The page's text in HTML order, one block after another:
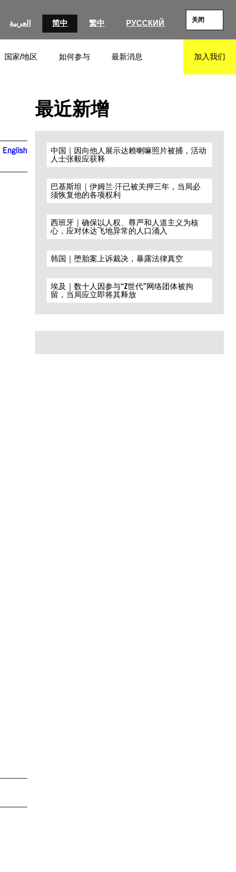
العربية 简中 繁中 РУССКИЙ 关闭
国家/地区 如何参与 最新消息 加入我们
English
最近新增
中国｜因向他人展示达赖喇嘛照片被捕，活动
人士张毅应获释
巴基斯坦｜伊姆兰·汗已被关押三年，当局必
须恢复他的各项权利
西班牙｜确保以人权、尊严和人道主义为核
心，应对休达飞地异常的人口涌入
韩国｜堕胎案上诉裁决，暴露法律真空
埃及｜数十人因参与“Z世代”网络团体被拘
留，当局应立即将其释放